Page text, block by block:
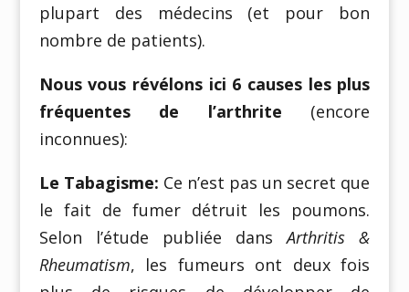
plupart des médecins (et pour bon
nombre de patients).
Nous vous révélons ici 6 causes les plus
fréquentes de l’arthrite (encore
inconnues):
Le Tabagisme: Ce n’est pas un secret que
le fait de fumer détruit les poumons.
Selon l’étude publiée dansArthritis &
Rheumatism, les fumeurs ont deux fois